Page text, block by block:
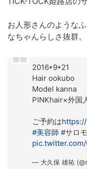
お人形さんのような
なちゃんらしさ抜群。
2016*9*21
Hair ookubo
Model kanna
PINKhair×外国
ご予約は
#美容師 #サロ
pic.twitter.com/
— 大久保 雄祐